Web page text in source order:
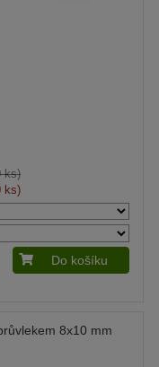
ks)
ks)
Do košíku
8x10 mm